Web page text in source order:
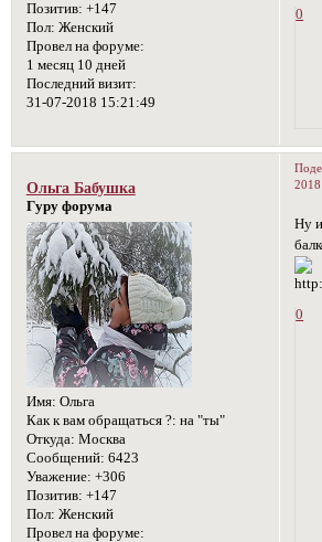
Позитив: +147
Пол: Женский
Провел на форуме:
1 месяц 10 дней
Последний визит:
31-07-2018 15:21:49
0
Ольга Бабушка
Гуру форума
Имя: Ольга
Как к вам обращаться ?: на "ты"
Откуда: Москва
Сообщений: 6423
Уважение: +306
Позитив: +147
Пол: Женский
Провел на форуме:
Ну
0